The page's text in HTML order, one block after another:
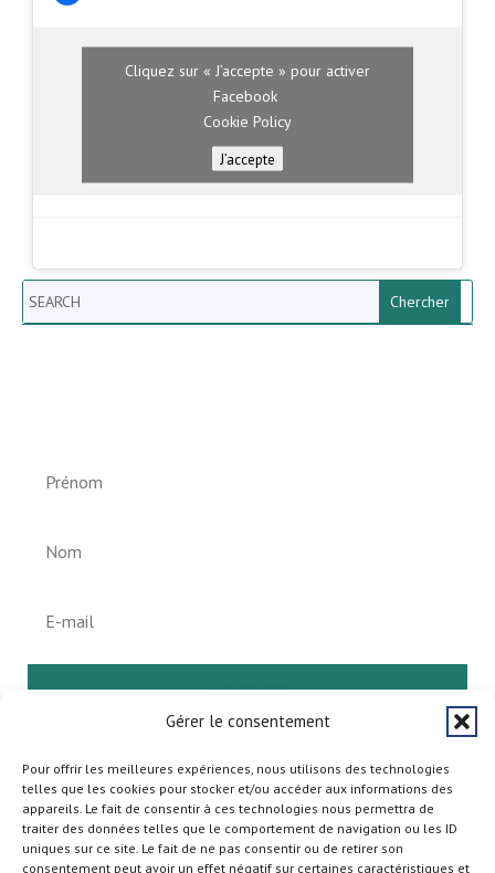
Gérer le consentement
Pour offrir les meilleures expériences, nous utilisons des technologies
telles que les cookies pour stocker et/ou accéder aux informations des
appareils. Le fait de consentir à ces technologies nous permettra de
traiter des données telles que le comportement de navigation ou les ID
uniques sur ce site. Le fait de ne pas consentir ou de retirer son
consentement peut avoir un effet négatif sur certaines caractéristiques et
Cliquez sur « J’accepte » pour activer
Facebook
Cookie Policy
J’accepte
Search
S'abonner